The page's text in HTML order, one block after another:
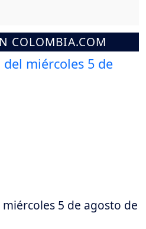
COLOMBIA.COM
5 de agosto de